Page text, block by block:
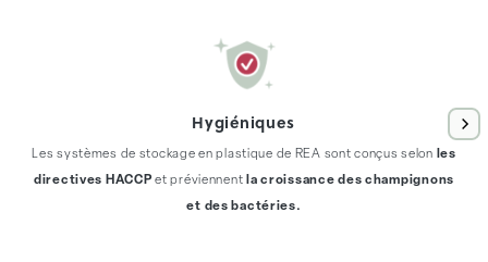
Hygiéniques
Les systèmes de stockage en plastique de REA sont conçus selon les
directives HACCP et préviennent la croissance des champignons
et des bactéries.